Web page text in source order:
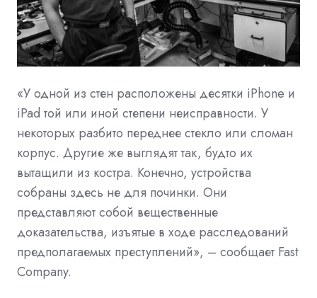
«У одной из стен расположены десятки iPhone и
iPad той или иной степени неисправности. У
некоторых разбито переднее стекло или сломан
корпус. Другие же выглядят так, будто их
вытащили из костра. Конечно, устройства
собраны здесь не для починки. Они
представляют собой вещественные
доказательства, изъятые в ходе расследований
предполагаемых преступлений», – сообщает Fast
Company.